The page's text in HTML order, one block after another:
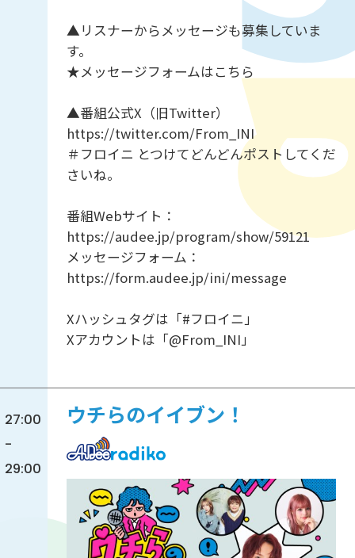
▲リスナーからメッセージも募集していま
す。
★メッセージフォームはこちら
▲番組公式X（旧Twitter）
https://twitter.com/From_INI
＃フロイニ とつけてどんどんポストしてくだ
さいね。
番組Webサイト：
https://audee.jp/program/show/59121
メッセージフォーム：
https://form.audee.jp/ini/message
Xハッシュタグは「#フロイニ」
Xアカウントは「@From_INI」
27:00
-
29:00
ウチらのイイブン！